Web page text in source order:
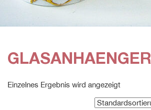
GLASANHAENGER
Einzelnes Ergebnis wird angezeigt